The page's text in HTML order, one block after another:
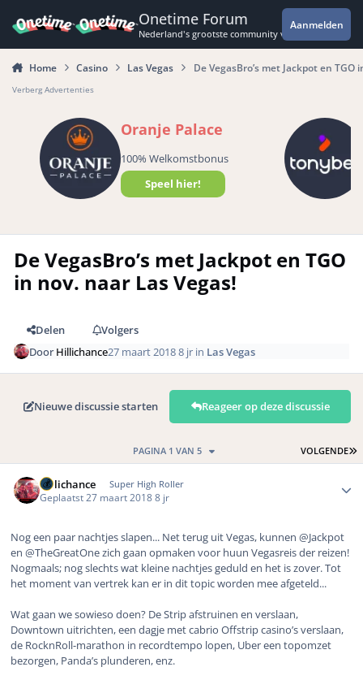
Onetime Forum
Nederland's grootste community voor de
Aanmelden
Home Casino Las Vegas De VegasBro’s met Jackpot en TGO
Verberg Advertenties
Oranje Palace
100% Welkomstbonus
Speel hier!
De VegasBro’s met Jackpot en TGO
in nov. naar Las Vegas!
Delen
Volgers
DoorHillichance27 maart 20188 jr in Las Vegas
Nieuwe discussie starten Reageer op deze discussie
VOLGENDE
PAGINA 1 VAN 5
Hillichance Super High Roller
Geplaatst 27 maart 20188 jr
Nog een paar nachtjes slapen... Net terug uit Vegas, kunnen @Jackpot
en @TheGreatOne zich gaan opmaken voor huun Vegasreis der reizen!
Nogmaals; nog slechts wat kleine nachtjes geduld en het is zover. Tot
het moment van vertrek kan er in dit topic worden mee afgeteld...
Wat gaan we sowieso doen? De Strip afstruinen en verslaan,
Downtown uitrichten, een dagje met cabrio Offstrip casino’s verslaan,
de RocknRoll-marathon in recordtempo lopen, Uber een topomzet
bezorgen, Panda’s plunderen, enz.